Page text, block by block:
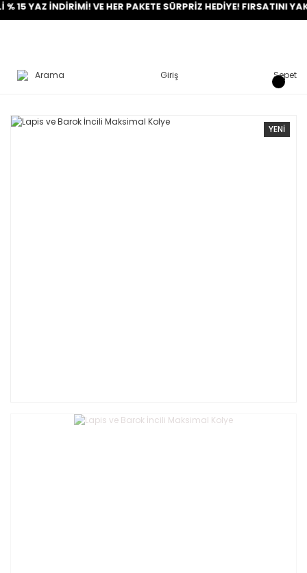
İNDİRİMİ! VE HER PAKETE SÜRPRİZ HEDİYE! FIRSATINI YAKALA!
Arama Giriş Sepet
YENİ